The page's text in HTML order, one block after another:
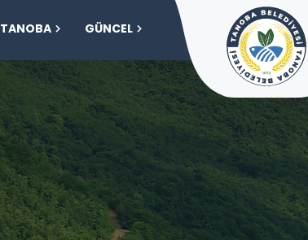
TANOBA GÜNCEL